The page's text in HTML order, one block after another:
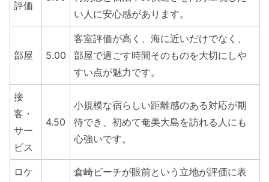
評価
い人に安心感があります。
部屋 5.00
客室評価が高く、海に近いだけでなく、
部屋で過ごす時間そのものを大切にしや
すい点が魅力です。
接
客・
サー
ビス
4.50
小規模な宿らしい距離感のある対応が期
待でき、初めて奄美大島を訪れる人にも
心強いです。
ロケ
倉崎ビーチが眼前という立地が評価に表